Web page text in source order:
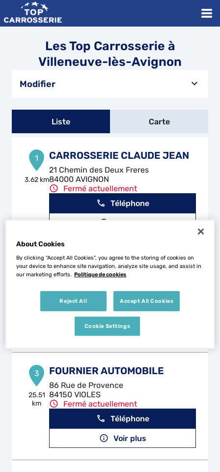
Les Top Carrosserie à
Villeneuve-lès-Avignon
Modifier
Liste Carte
1
3.62 km
CARROSSERIE CLAUDE JEAN
21 Chemin des Deux Freres
84000 AVIGNON
Fermé actuellement
Téléphone
Voir plus
2 PROVENCE ATELIER
512 Avenue des Rouliers
Téléphone
Voir plus
3
25.51
km
FOURNIER AUTOMOBILE
86 Rue de Provence
84150 VIOLES
Fermé actuellement
Téléphone
Voir plus
About Cookies
By clicking “Accept All Cookies”, you agree to the storing of cookies on
your device to enhance site navigation, analyze site usage, and assist in
our marketing efforts. Politique de cookies
Reject All Accept All Cookies
Cookie Settings